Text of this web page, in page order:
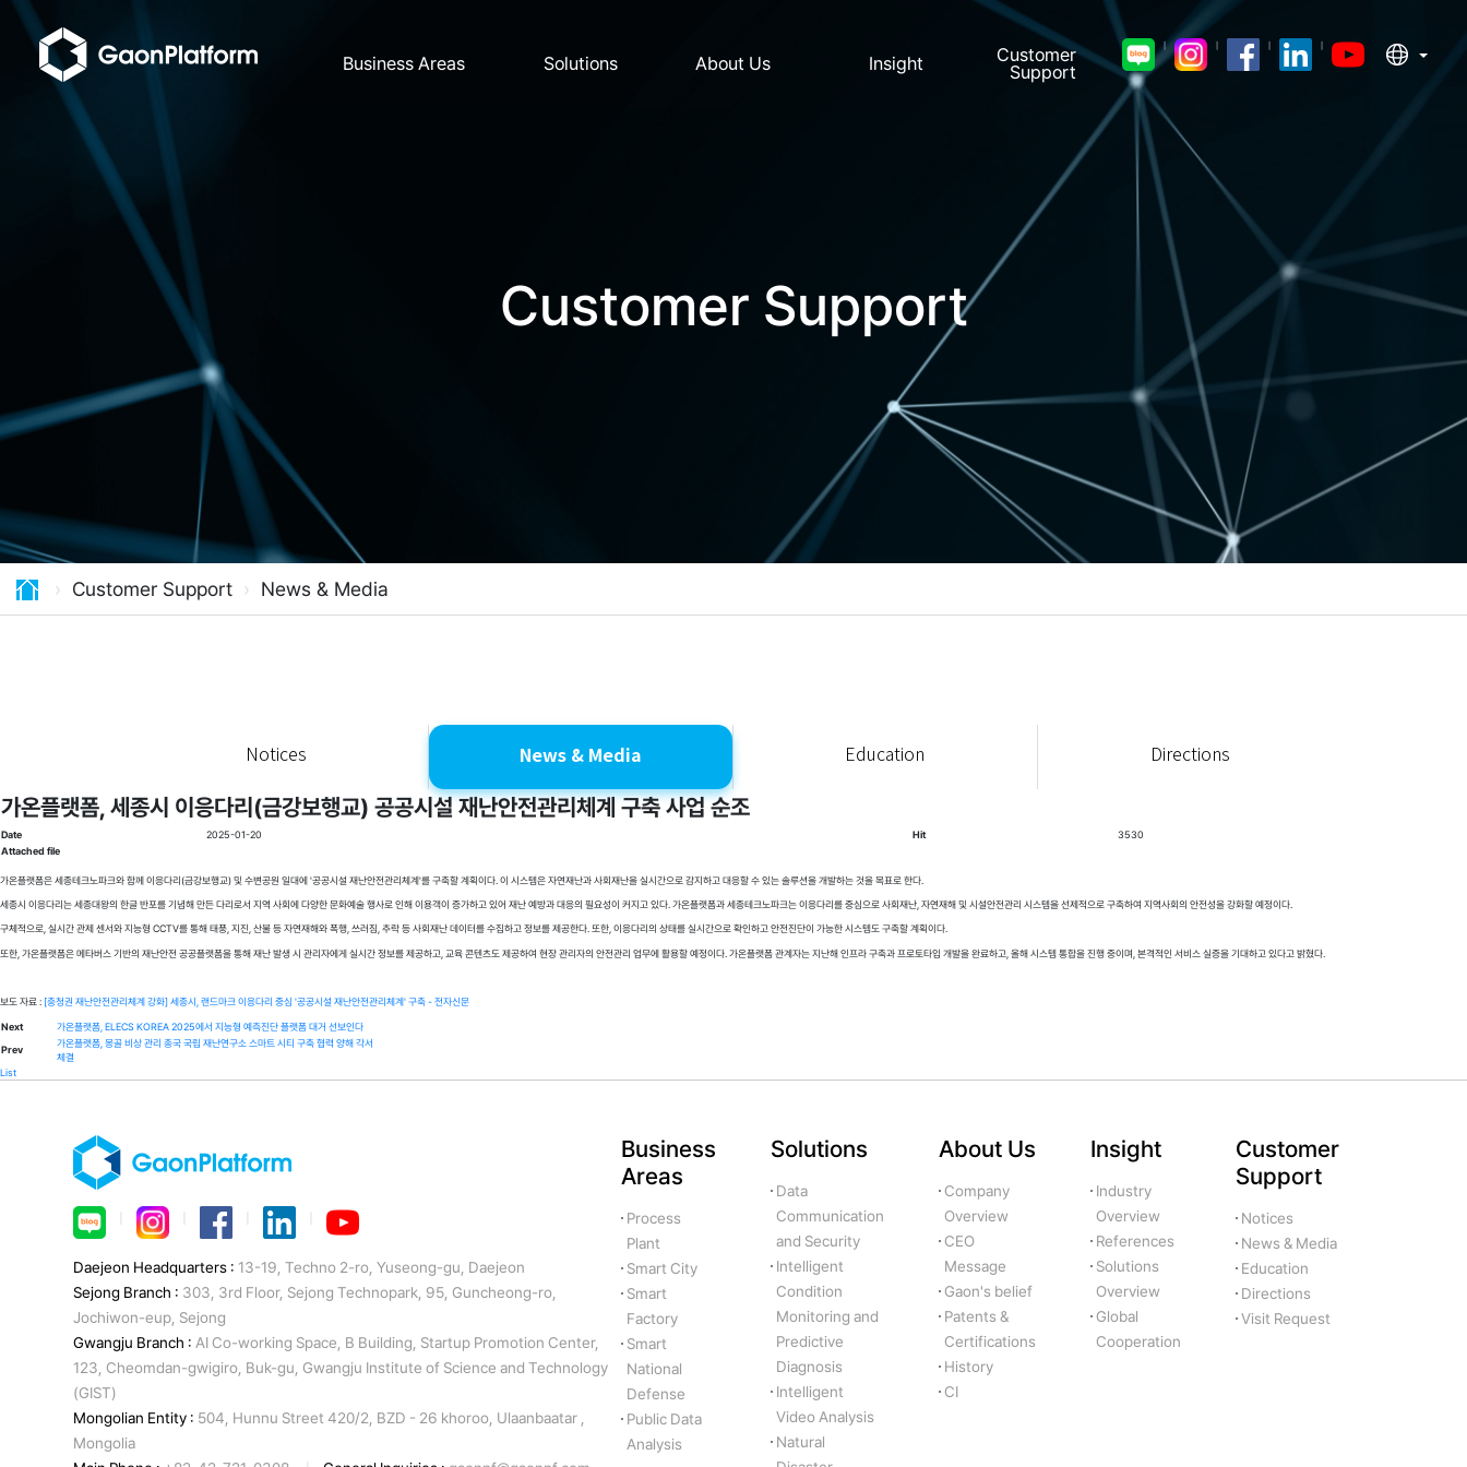
Business Areas Solutions About Us Insight
Customer
Support
ㅣ ㅣ ㅣ ㅣ
Customer Support
› Customer Support › News & Media
Notices News & Media Education Directions
가온플랫폼, 세종시 이응다리(금강보행교) 공공시설 재난안전관리체계 구축 사업 순조
Date 2025-01-20 Hit
3530
Attached file
가온플랫폼은 세종테크노파크와 함께 이응다리(금강보행교) 및 수변공원 일대에 '공공시설 재난안전관리체계'를 구축할 계획이다. 이 시스템은 자연재난과 사회재난을 실시간으로 감지하고 대응할 수 있는 솔루션을 개발하는 것을 목표로 한다.
세종시 이응다리는 세종대왕의 한글 반포를 기념해 만든 다리로서 지역 사회에 다양한 문화예술 행사로 인해 이용객이 증가하고 있어 재난 예방과 대응의 필요성이 커지고 있다. 가온플랫폼과 세종테크노파크는 이응다리를 중심으로 사회재난, 자연재해 및 시설안전관리 시스템을 선제적으로 구축하여 지역사회의 안전성을 강화할 예정이다.
구체적으로, 실시간 관제 센서와 지능형 CCTV를 통해 태풍, 지진, 산불 등 자연재해와 폭행, 쓰러짐, 추락 등 사회재난 데이터를 수집하고 정보를 제공한다. 또한, 이응다리의 상태를 실시간으로 확인하고 안전진단이 가능한 시스템도 구축할 계획이다.
또한, 가온플랫폼은 메타버스 기반의 재난안전 공공플랫폼을 통해 재난 발생 시 관리자에게 실시간 정보를 제공하고, 교육 콘텐츠도 제공하여 현장 관리자의 안전관리 업무에 활용할 예정이다. 가온플랫폼 관계자는 지난해 인프라 구축과 프로토타입 개발을 완료하고, 올해 시스템 통합을 진행 중이며, 본격적인 서비스 실증을 기대하고 있다고 밝혔다.
보도 자료 : [충청권 재난안전관리체계 강화] 세종시, 랜드마크 이응다리 중심 '공공시설 재난안전관리체계' 구축 - 전자신문
Next
가온플랫폼, ELECS KOREA 2025에서 지능형 예측진단 플랫폼 대거 선보인다
Prev
가온플랫폼, 몽골 비상 관리 총국 국립 재난연구소 스마트 시티 구축 협력 양해 각서
체결
List
Daejeon Headquarters :13-19, Techno 2-ro, Yuseong-gu, Daejeon
Sejong Branch : 303, 3rd Floor, Sejong Technopark, 95, Guncheong-ro,
Jochiwon-eup, Sejong
Gwangju Branch :AI Co-working Space, B Building, Startup Promotion Center,
123, Cheomdan-gwigiro, Buk-gu, Gwangju Institute of Science and Technology
(GIST)
Mongolian Entity : 504, Hunnu Street 420/2, BZD - 26 khoroo, Ulaanbaatar ,
Mongolia
Business
Areas
Process
Plant
Smart City
Smart
Factory
Smart
National
Defense
Public Data
Analysis
Solutions
Data
Communication
and Security
Intelligent
Condition
Monitoring and
Predictive
Diagnosis
Intelligent
Video Analysis
Natural
About Us
Company
Overview
CEO
Message
Gaon's belief
Patents &
Certifications
History
CI
Insight
Industry
Overview
References
Solutions
Overview
Global
Cooperation
Customer
Support
Notices
News & Media
Education
Directions
Visit Request